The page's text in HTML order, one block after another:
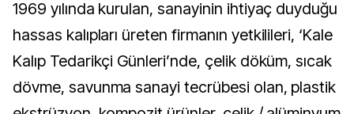
1969 yılında kurulan, sanayinin ihtiyaç duyduğu
hassas kalıpları üreten firmanın yetkilileri, ‘Kale
Kalıp Tedarikçi Günleri’nde, çelik döküm, sıcak
dövme, savunma sanayi tecrübesi olan, plastik